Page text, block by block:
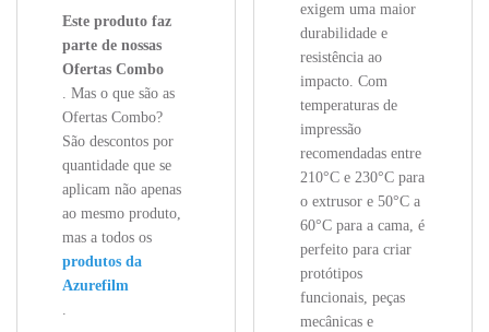
Este produto faz
parte de nossas
Ofertas Combo
. Mas o que são as
Ofertas Combo?
São descontos por
quantidade que se
aplicam não apenas
ao mesmo produto,
mas a todos os
produtos da
Azurefilm
.
exigem uma maior
durabilidade e
resistência ao
impacto. Com
temperaturas de
impressão
recomendadas entre
210°C e 230°C para
o extrusor e 50°C a
60°C para a cama, é
perfeito para criar
protótipos
funcionais, peças
mecânicas e